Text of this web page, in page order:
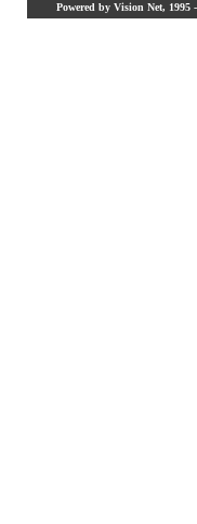
Powered by Vision Net, 1995